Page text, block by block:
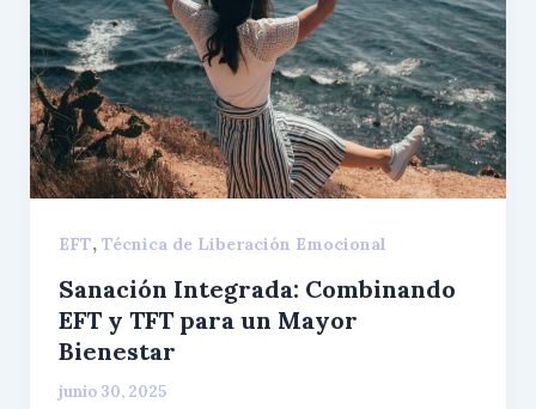
EFT, Técnica de Liberación Emocional
Sanación Integrada: Combinando
EFT y TFT para un Mayor
Bienestar
junio 30, 2025